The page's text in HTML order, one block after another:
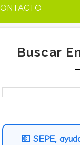
Buscar
💶 SEPE,